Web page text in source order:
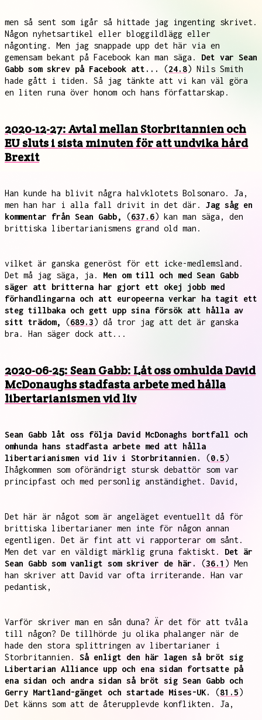
men så sent som igår så hittade jag ingenting skrivet.
Någon nyhetsartikel eller bloggildlägg eller
någonting. Men jag snappade upp det här via en
gemensam bekant på Facebook kan man säga. Det var Sean
Gabb som skrev på Facebook att...
(24.8) Nils Smith
hade gått i tiden. Så jag tänkte att vi kan väl göra
en liten runa över honom och hans författarskap.
2020-12-27: Avtal mellan Storbritannien och
EU sluts i sista minuten för att undvika hård
Brexit
Han kunde ha blivit några halvklotets Bolsonaro. Ja,
men han har i alla fall drivit in det där. Jag såg en
kommentar från Sean Gabb,
(637.6) kan man säga, den
brittiska libertarianismens grand old man.
vilket är ganska generöst för ett icke-medlemsland.
Det må jag säga, ja. Men om till och med Sean Gabb
säger att britterna har gjort ett okej jobb med
förhandlingarna och att europeerna verkar ha tagit ett
steg tillbaka och gett upp sina försök att hålla av
sitt trädom,
(689.3) då tror jag att det är ganska
bra. Han säger dock att...
2020-06-25: Sean Gabb: Låt oss omhulda David
McDonaughs stadfasta arbete med hålla
libertarianismen vid liv
Sean Gabb låt oss följa David McDonaghs bortfall och
omhunda hans stadfasta arbete med att hålla
libertarianismen vid liv i Storbritannien.
(0.5)
Ihågkommen som oförändrigt stursk debattör som var
principfast och med personlig anständighet. David,
Det här är något som är angeläget eventuellt då för
brittiska libertarianer men inte för någon annan
egentligen. Det är fint att vi rapporterar om sånt.
Men det var en väldigt märklig gruna faktiskt. Det är
Sean Gabb som vanligt som skriver de här.
(36.1 ) Men
han skriver att David var ofta irriterande. Han var
pedantisk,
Varför skriver man en sån duna? Är det för att tvåla
till någon? De tillhörde ju olika phalanger när de
hade den stora splittringen av libertarianer i
Storbritannien. Så enligt den här lagen så bröt sig
Libertarian Alliance upp och ena sidan fortsatte på
ena sidan och andra sidan så bröt sig Sean Gabb och
Gerry Martland-gänget och startade Mises-UK.
(81.5)
Det känns som att de återupplevde konflikten. Ja,